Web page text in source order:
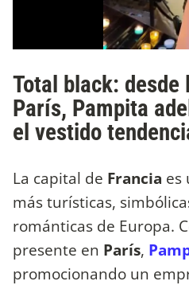
Total black: desde
París, Pampita
el vestido
La capital de Francia es
más turísticas,
románticas de Europa.
presente en París,
promocionando un